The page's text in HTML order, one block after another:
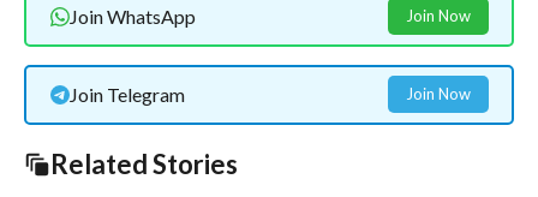
Join WhatsApp Join Now
Join Telegram Join Now
Related Stories